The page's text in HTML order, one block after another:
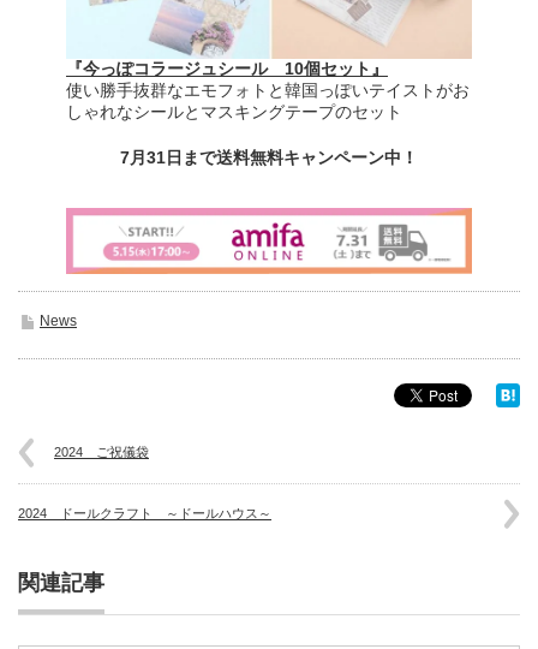
『今っぽコラージュシール 10個セット』
使い勝手抜群なエモフォトと韓国っぽいテイストがお
しゃれなシールとマスキングテープのセット
7月31日まで送料無料キャンペーン中！
News
2024 ご祝儀袋
2024 ドールクラフト ～ドールハウス～
関連記事